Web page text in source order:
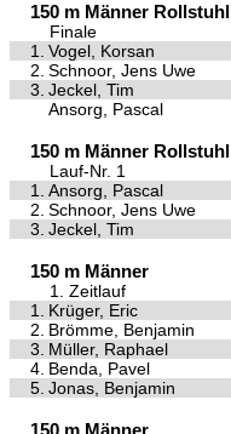
150 m Männer Rollstuhl
Finale
1.
Vogel, Korsan
2. Schnoor, Jens Uwe
3. Jeckel, Tim
Ansorg, Pascal
150 m Männer Rollstuhl
Lauf-Nr. 1
1.
Ansorg, Pascal
2. Schnoor, Jens Uwe
3. Jeckel, Tim
150 m Männer
1. Zeitlauf
1.
Krüger, Eric
2. Brömme, Benjamin
3. Müller, Raphael
4. Benda, Pavel
5. Jonas, Benjamin
150 m Männer